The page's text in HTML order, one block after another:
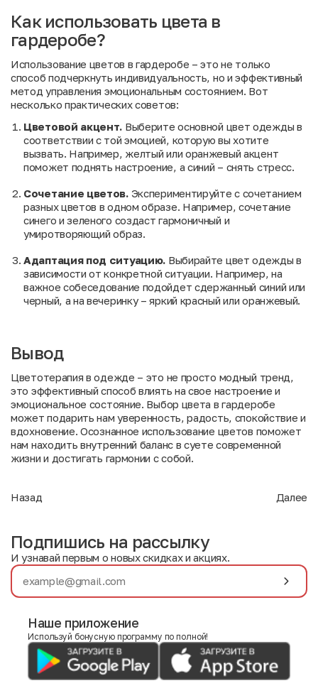
Как использовать цвета в
гардеробе?
Использование цветов в гардеробе – это не только
способ подчеркнуть индивидуальность, но и эффективный
метод управления эмоциональным состоянием. Вот
несколько практических советов:
Цветовой акцент. Выберите основной цвет одежды в
соответствии с той эмоцией, которую вы хотите
вызвать. Например, желтый или оранжевый акцент
поможет поднять настроение, а синий – снять стресс.
Сочетание цветов.Экспериментируйте с сочетанием
разных цветов в одном образе. Например, сочетание
синего и зеленого создаст гармоничный и
умиротворяющий образ.
Адаптация под ситуацию. Выбирайте цвет одежды в
зависимости от конкретной ситуации. Например, на
важное собеседование подойдет сдержанный синий или
черный, а на вечеринку – яркий красный или оранжевый.
Вывод
Цветотерапия в одежде – это не просто модный тренд,
это эффективный способ влиять на свое настроение и
эмоциональное состояние. Выбор цвета в гардеробе
может подарить нам уверенность, радость, спокойствие и
вдохновение. Осознанное использование цветов поможет
нам находить внутренний баланс в суете современной
жизни и достигать гармонии с собой.
Назад Далее
Подпишись на рассылку
И узнавай первым о новых скидках и акциях.
Наше приложение
Используй бонусную программу по полной!